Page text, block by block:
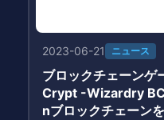
2023-06-21 ニュース
ブロックチェーン
Crypt -Wizardry
nブロックチェーン